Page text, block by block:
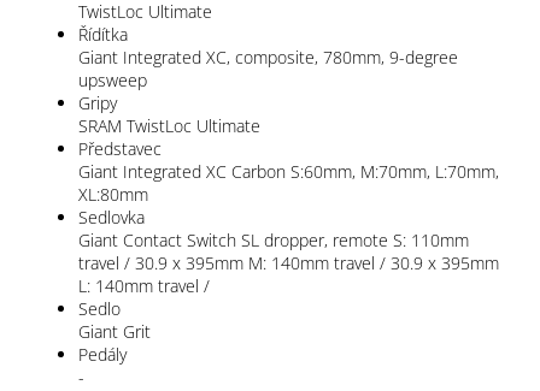
TwistLoc Ultimate
Řídítka
Giant Integrated XC, composite, 780mm, 9-degree
upsweep
Gripy
SRAM TwistLoc Ultimate
Představec
Giant Integrated XC Carbon S:60mm, M:70mm, L:70mm,
XL:80mm
Sedlovka
Giant Contact Switch SL dropper, remote S: 110mm
travel / 30.9 x 395mm M: 140mm travel / 30.9 x 395mm
L: 140mm travel /
Sedlo
Giant Grit
Pedály
-